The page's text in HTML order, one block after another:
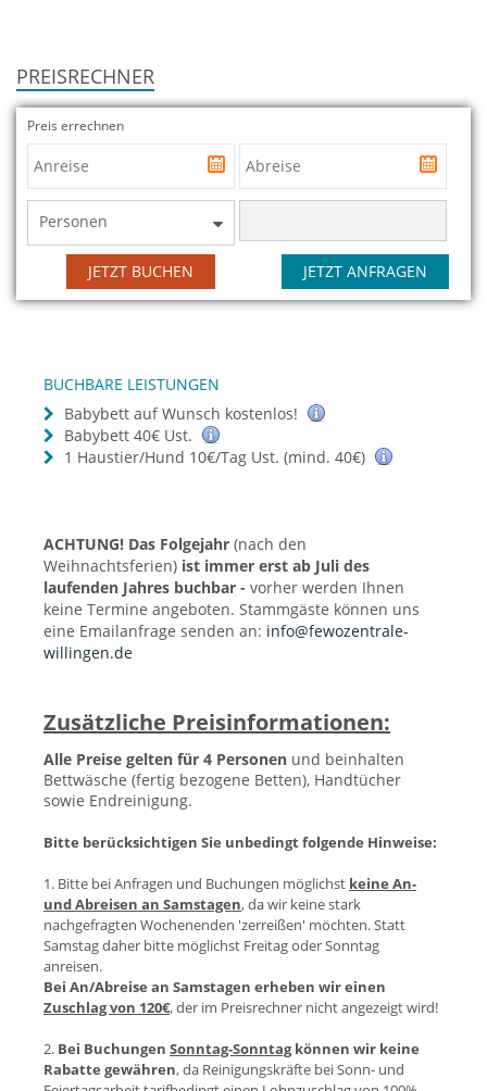
PREISRECHNER
Preis errechnen
Personen
JETZT ANFRAGEN
JETZT BUCHEN
BUCHBARE LEISTUNGEN
Babybett auf Wunsch kostenlos!
Babybett 40€ Ust.
1 Haustier/Hund 10€/Tag Ust. (mind. 40€)
ACHTUNG! Das Folgejahr (nach den
Weihnachtsferien) ist immer erst ab Juli des
laufenden Jahres buchbar - vorher werden Ihnen
keine Termine angeboten. Stammgäste können uns
eine Emailanfrage senden an: info@fewozentrale-
willingen.de
Zusätzliche Preisinformationen:
Alle Preise gelten für 4 Personen und beinhalten
Bettwäsche (fertig bezogene Betten), Handtücher
sowie Endreinigung.
Bitte berücksichtigen Sie unbedingt folgende Hinweise:
1. Bitte bei Anfragen und Buchungen möglichst keine An-
und Abreisen an Samstagen, da wir keine stark
nachgefragten Wochenenden 'zerreißen' möchten. Statt
Samstag daher bitte möglichst Freitag oder Sonntag
anreisen.
Bei An/Abreise an Samstagen erheben wir einen
Zuschlag von 120€, der im Preisrechner nicht angezeigt wird!
2. Bei Buchungen Sonntag-Sonntagkönnen wir keine
Rabatte gewähren, da Reinigungskräfte bei Sonn- und